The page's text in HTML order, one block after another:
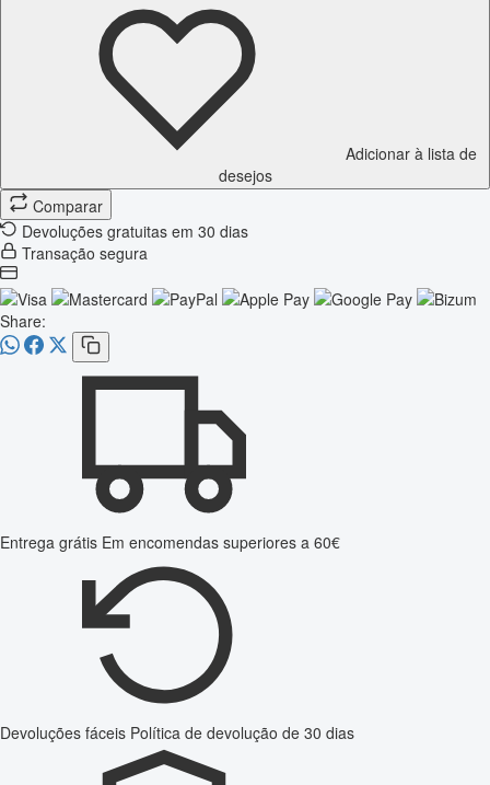
Adicionar à lista de
desejos
Comparar
Devoluções gratuitas em 30 dias
Transação segura
Share:
Entrega grátis Em encomendas superiores a 60€
Devoluções fáceis Política de devolução de 30 dias